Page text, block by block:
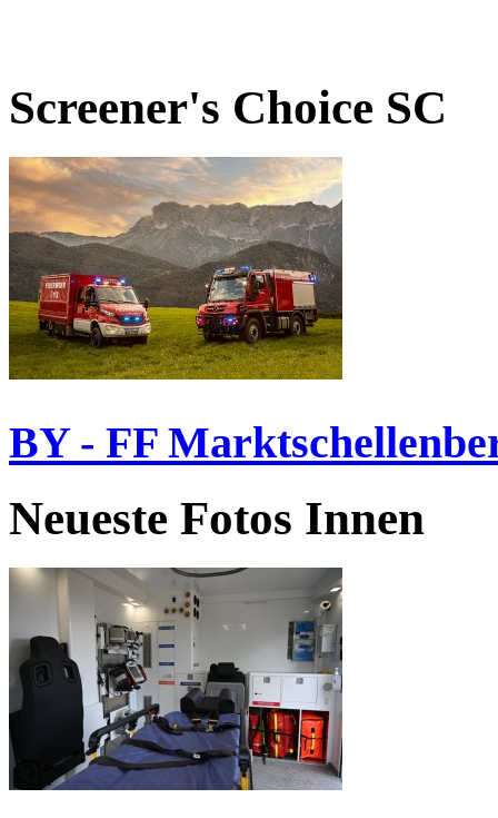
Screener's Choice SC
BY - FF
Neueste Fotos Innen